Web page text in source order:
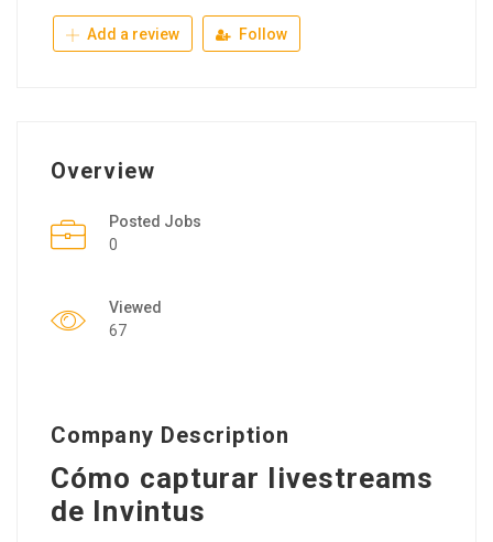
Add a review Follow
Overview
Posted Jobs
0
Viewed
67
Company Description
Cómo capturar livestreams
de Invintus